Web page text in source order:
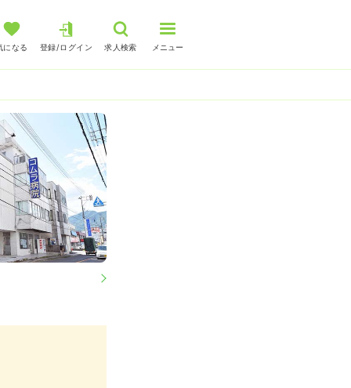
になる 登録/ログイン 求人検索 メニュー